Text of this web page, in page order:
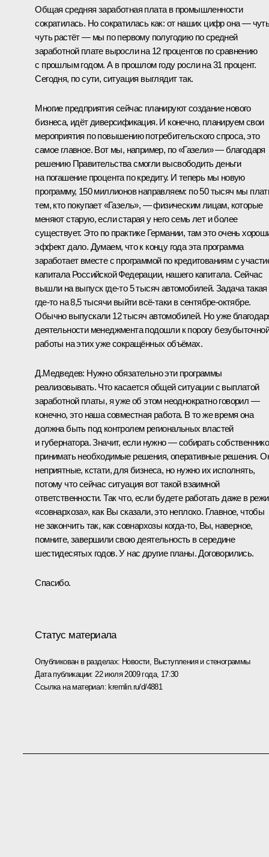
Общая средняя заработная плата в промышленности
сократилась. Но сократилась как: от наших цифр она —
чуть растёт — мы по первому полугодию по средней
заработной плате выросли на 12 процентов по сравнению
с прошлым годом. А в прошлом году росли на 31 процент.
Сегодня, по сути, ситуация выглядит так.
Многие предприятия сейчас планируют создание нового
бизнеса, идёт диверсификация. И конечно, планируем свои
мероприятия по повышению потребительского спроса, это
самое главное. Вот мы, например, по «Газели» — благодаря
решению Правительства смогли высвободить деньги
на погашение процента по кредиту. И теперь мы новую
программу, 150 миллионов направляем: по 50 тысяч мы
тем, кто покупает «Газель», — физическим лицам, которые
меняют старую, если старая у него семь лет и более
существует. Это по практике Германии, там это очень
эффект дало. Думаем, что к концу года эта программа
заработает вместе с программой по кредитованиям с
капитала Российской Федерации, нашего капитала. Сейчас
вышли на выпуск где‑то 5 тысяч автомобилей. Задача
где‑то на 8,5 тысячи выйти всё‑таки в сентябре-октябре.
Обычно выпускали 12 тысяч автомобилей. Но уже
деятельности менеджмента подошли к порогу безубыточной
работы на этих уже сокращённых объёмах.
Д.Медведев: Нужно обязательно эти программы
реализовывать. Что касается общей ситуации с выплатой
заработной платы, я уже об этом неоднократно говорил —
конечно, это наша совместная работа. В то же время она
должна быть под контролем региональных властей
и губернатора. Значит, если нужно — собирать
принимать необходимые решения, оперативные решения.
неприятные, кстати, для бизнеса, но нужно их исполнять,
потому что сейчас ситуация вот такой взаимной
ответственности. Так что, если будете работать даже в
«совнархоза», как Вы сказали, это неплохо. Главное, чтобы
не закончить так, как совнархозы когда‑то, Вы, наверное,
помните, завершили свою деятельность в середине
шестидесятых годов. У нас другие планы. Договорились.
Спасибо.
Статус материала
Опубликован в разделах: Новости, Выступления и стенограммы
Дата публикации: 22 июля 2009 года, 17:30
Ссылка на материал: kremlin.ru/d/4881